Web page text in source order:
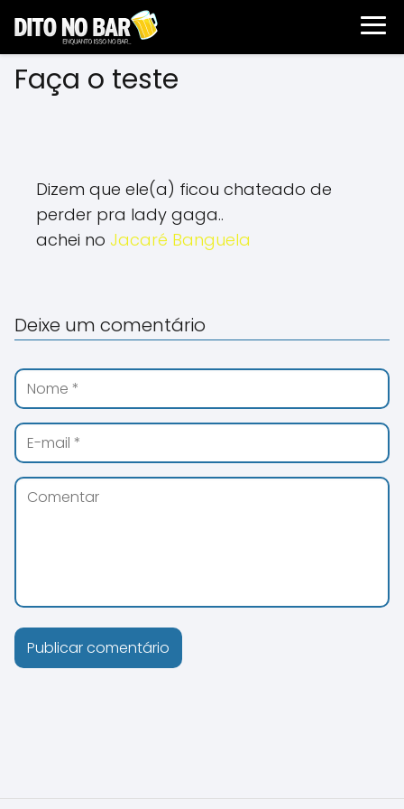
Faça o teste
Dizem que ele(a) ficou chateado de
perder pra lady gaga..
achei no Jacaré Banguela
Deixe um comentário